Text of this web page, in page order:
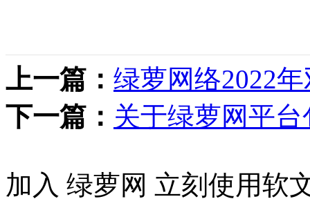
上一篇： 绿萝网络2022
下一篇： 关于绿萝网平
加入 绿萝网 立刻使用软